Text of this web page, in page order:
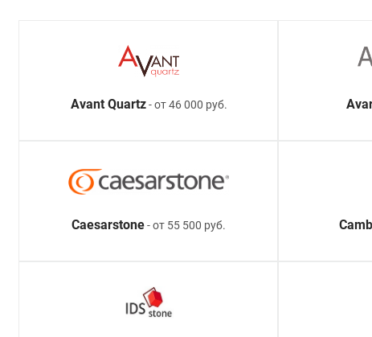
Avant Quartz- от 46 000 руб.
Caesarstone- от 55 500 руб.